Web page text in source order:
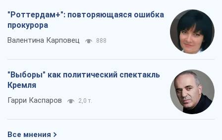
"Роттердам+": повторяющаяся ошибка
прокурора
Валентина Карповец 888
"Выборы" как политический спектакль
Кремля
Гарри Каспаров 2,0 т.
Все мнения